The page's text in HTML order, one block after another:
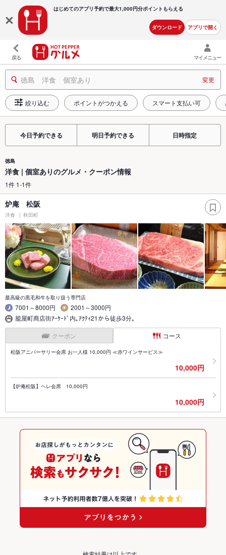
はじめてのアプリ予約で最大1,000円分ポイントもらえる
ダウンロード アプリで開く
戻る マイメニュー
徳島 洋食 個室あり 変更
絞り込む ポイントがつかえる スマート支払い可
今日予約できる 明日予約できる 日時指定
徳島
洋食 | 個室ありのグルメ・クーポン情報
1件 1-1件
炉庵 松阪
洋食 秋田町
最高級の黒毛和牛を取り扱う専門店
7001～8000円
2001～3000円
籠屋町商店街ｱｰｹｰﾄﾞ内｡ｱｸﾃｨ21から徒歩3分｡
クーポン コース
松阪アニバーサリー会席 お一人様 10,000円 ≪赤ワインサービス≫
10,000円
【炉庵松阪】ヘレ会席 10,000円
10,000円